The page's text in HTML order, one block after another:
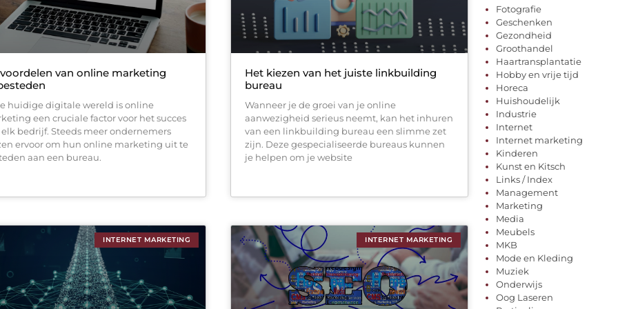
van online marketing
huidige digitale wereld is online
een cruciale factor voor het succes
bedrijf. Steeds meer ondernemers
ervoor om hun online marketing uit te
aan een bureau.
Het kiezen van het juiste linkbuilding
bureau
Wanneer je de groei van je online
aanwezigheid serieus neemt, kan het inhuren
van een linkbuilding bureau een slimme zet
zijn. Deze gespecialiseerde bureaus kunnen
je helpen om je website
INTERNET MARKETING INTERNET MARKETING
Fotografie
Geschenken
Gezondheid
Groothandel
Haartransplantatie
Hobby en vrije tijd
Horeca
Huishoudelijk
Industrie
Internet
Internet marketing
Kinderen
Kunst en Kitsch
Links / Index
Management
Marketing
Media
Meubels
MKB
Mode en Kleding
Muziek
Onderwijs
Oog Laseren